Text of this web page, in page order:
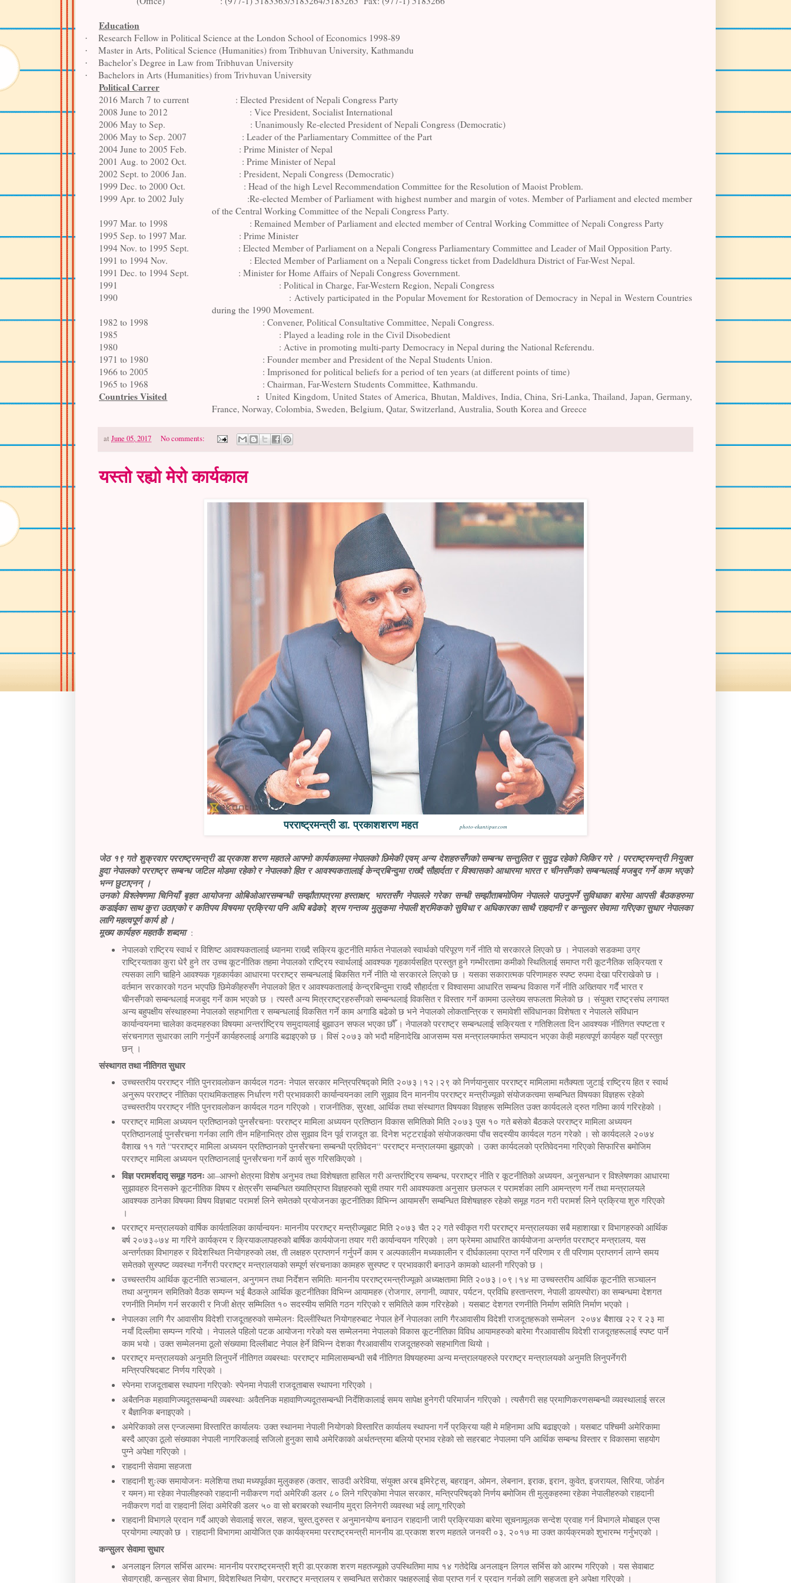
Education
· Research Fellow in Political Science at the London School of Economics 1998-89
· Master in Arts, Political Science (Humanities) from Tribhuvan University, Kathmandu
· Bachelor’s Degree in Law from Tribhuvan University
· Bachelors in Arts (Humanities) from Trivhuvan University
Political Carrer
2016 March 7 to current
: Elected President of Nepali Congress Party
2008 June to 2012
: Vice President, Socialist International
2006 May to Sep.
: Unanimously Re-elected President of Nepali Congress (Democratic)
2006 May to Sep. 2007
: Leader of the Parliamentary Committee of the Part
2004 June to 2005 Feb.
: Prime Minister of Nepal
2001 Aug. to 2002 Oct.
: Prime Minister of Nepal
2002 Sept. to 2006 Jan.
: President, Nepali Congress (Democratic)
1999 Dec. to 2000 Oct.
: Head of the high Level Recommendation Committee for the Resolution of Maoist Problem.
1999 Apr. to 2002 July
:Re-elected Member of Parliament with highest number and margin of votes. Member of Parliament and elected member
of the Central Working Committee of the Nepali Congress Party.
1997 Mar. to 1998
: Remained Member of Parliament and elected member of Central Working Committee of Nepali Congress Party
1995 Sep. to 1997 Mar.
: Prime Minister
1994 Nov. to 1995 Sept.
: Elected Member of Parliament on a Nepali Congress Parliamentary Committee and Leader of Mail Opposition Party.
1991 to 1994 Nov.
: Elected Member of Parliament on a Nepali Congress ticket from Dadeldhura District of Far-West Nepal.
1991 Dec. to 1994 Sept.
: Minister for Home Affairs of Nepali Congress Government.
1991
: Political in Charge, Far-Western Region, Nepali Congress
1990
: Actively participated in the Popular Movement for Restoration of Democracy in Nepal in Western Countries
during the 1990 Movement.
1982 to 1998
: Convener, Political Consultative Committee, Nepali Congress.
1985
: Played a leading role in the Civil Disobedient
1980
: Active in promoting multi-party Democracy in Nepal during the National Referendu.
1971 to 1980
: Founder member and President of the Nepal Students Union.
1966 to 2005
: Imprisoned for political beliefs for a period of ten years (at different points of time)
1965 to 1968
: Chairman, Far-Western Students Committee, Kathmandu.
Countries Visited : United Kingdom, United States of America, Bhutan, Maldives, India, China, Sri-Lanka, Thailand, Japan, Germany,
France, Norway, Colombia, Sweden, Belgium, Qatar, Switzerland, Australia, South Korea and Greece
at June 05, 2017 No comments:
यस्तो रह्यो मेरो कार्यकाल
परराष्ट्रमन्त्री डा. प्रकाशशरण महत photo-ekantipur.com
जेठ १९ गते शुक्रवार परराष्ट्रमन्त्री डा.प्रकाश शरण महतले आफ्नो कार्यकालमा नेपालको छिमेकी एवम् अन्य देशहरुसँगको सम्बन्ध सन्तुलित र सुदृढ रहेको जिकिर गरे । परराष्ट्रमन्त्री नियुक्त
हुदा नेपालको परराष्ट्र सम्बन्ध जटिल मोडमा रहेको र नेपालको हित र आवश्यकतालाई केन्द्रबिन्दुमा राख्दै सौहार्दता र विश्वासको आधारमा भारत र चीनसँगको सम्बन्धलाई मजबुद गर्ने काम भएको
भन्न छुटाएनन् ।
उनको विश्लेषणमा चिनियाँ बृहत आयोजना ओबिओआरसम्बन्धी सम्झौतापत्रमा हस्ताक्षर, भारतसँग नेपालले गरेका सन्धी सम्झौताबमोजिम नेपालले पाउनुपर्ने सुविधाका बारेमा आपसी बैठकहरुमा
कडाईका साथ कुरा उठाएको र कतिपय विषयमा प्रक्रिया पनि अघि बढेको, श्रम गन्तव्य मुलुकमा नेपाली श्रमिकको सुविधा र अधिकारका साथै राहदानी र कन्सुलर सेवामा गरिएका सुधार नेपालका
लागि महत्वपूर्ण कार्य हो ।
मूख्य कार्यहरु महतकै शब्दमा:
नेपालको राष्ट्रिय स्वार्थ र विशिष्ट आवश्यकतालाई ध्यानमा राख्दै सक्रिय कूटनीति मार्फत नेपालको स्वार्थको परिपूरण गर्ने नीति यो सरकारले लिएको छ । नेपालको सडकमा उग्र
राष्ट्रियताका कुरा धेरै हुने तर उच्च कूटनीतिक तहमा नेपालको राष्ट्रिय स्वार्थलाई आवश्यक गृहकार्यसहित प्रस्तुत हुने गम्भीरतामा कमीको स्थितिलाई समाप्त गरी कूटनैतिक सक्रियता र
त्यसका लागि चाहिने आवश्यक गृहकार्यका आधारमा परराष्ट्र सम्बन्धलाई बिकसित गर्ने नीति यो सरकारले लिएको छ । यसका सकारात्मक परिणामहरु स्पष्ट रुपमा देखा परिराखेको छ ।
वर्तमान सरकारको गठन भएपछि छिमेकीहरुसँग नेपालको हित र आवश्यकतालाई केन्द्रबिन्दुमा राख्दै सौहार्दता र विश्वासमा आधारित सम्बन्ध विकास गर्ने नीति अख्तियार गर्दै भारत र
चीनसँगको सम्बन्धलाई मजबुद गर्ने काम भएको छ । त्यस्तै अन्य मित्रराष्ट्रहरुसँगको सम्बन्धलाई विकसित र विस्तार गर्ने काममा उल्लेख्य सफलता मिलेको छ । संयुक्त राष्ट्रसंघ लगायत
अन्य बहुपक्षीय संस्थाहरुमा नेपालको सहभागिता र सम्बन्धलाई विकसित गर्ने काम अगाडि बढेको छ भने नेपालको लोकतान्त्रिक र समावेशी संविधानका विशेषता र नेपालले संविधान
कार्यान्वयनमा चालेका कदमहरुका विषयमा अन्तर्राष्ट्रिय समुदायलाई बुझाउन सफल भएका छौँ । नेपालको परराष्ट्र सम्बन्धलाई सक्रियता र गतिशिलता दिन आवश्यक नीतिगत स्पष्टता र
संरचनागत सुधारका लागि गर्नुपर्ने कार्यहरुलाई अगाडि बढाइएको छ । विसं २०७३ को भदौ महिनादेखि आजसम्म यस मन्त्रालयमार्फत सम्पादन भएका केही महत्वपूर्ण कार्यहरु यहाँ प्रस्तुत
छन् ।
संस्थागत तथा नीतिगत सुधार
उच्चस्तरीय परराष्ट्र नीति पुनरावलोकन कार्यदल गठनः नेपाल सरकार मन्त्रिपरिषद्को मिति २०७३।१२।२९ को निर्णयानुसार परराष्ट्र मामिलामा मतैक्यता जुटाई राष्ट्रिय हित र स्वार्थ
अनुरूप परराष्ट्र नीतिका प्राथमिकताहरू निर्धारण गरी प्रभावकारी कार्यान्वयनका लागि सुझाव दिन माननीय परराष्ट्र मन्त्रीज्यूको संयोजकत्वमा सम्बन्धित विषयका विज्ञहरू रहेको
उच्चस्तरीय परराष्ट्र नीति पुनरावलोकन कार्यदल गठन गरिएको । राजनीतिक, सुरक्षा, आर्थिक तथा संस्थागत विषयका विज्ञहरू सम्मिलित उक्त कार्यदलले द्रुत गतिमा कार्य गरिरहेको ।
परराष्ट्र मामिला अध्ययन प्रतिष्ठानको पुनर्संरचनाः परराष्ट्र मामिला अध्ययन प्रतिष्ठान विकास समितिको मिति २०७३ पुस १० गते बसेको बैठकले परराष्ट्र मामिला अध्ययन
प्रतिष्ठानलाई पुनर्संरचना गर्नका लागि तीन महिनाभित्र ठोस सुझाव दिन पूर्व राजदूत डा. दिनेश भट्टराईको संयोजकत्वमा पाँच सदस्यीय कार्यदल गठन गरेको । सो कार्यदलले २०७४
वैशाख ११ गते “परराष्ट्र मामिला अध्ययन प्रतिष्ठानको पुनर्संरचना सम्बन्धी प्रतिवेदन“ परराष्ट्र मन्त्रालयमा बुझाएको । उक्त कार्यदलको प्रतिवेदनमा गरिएको सिफारिस बमोजिम
परराष्ट्र मामिला अध्ययन प्रतिष्ठानलाई पुनर्संरचना गर्ने कार्य सुरु गरिसकिएको ।
विज्ञ परामर्शदातृ समूह गठनः आ–आफ्नो क्षेत्रमा विशेष अनुभव तथा विशेषज्ञता हासिल गरी अन्तर्राष्ट्रिय सम्बन्ध, परराष्ट्र नीति र कूटनीतिको अध्ययन, अनुसन्धान र विश्लेषणका आधारमा
सुझावहरु दिनसक्ने कूटनीतिक विषय र क्षेत्रसँग सम्बन्धित ख्यातिप्राप्त विज्ञहरुको सूची तयार गरी आवश्यकता अनुसार छलफल र परामर्शका लागि आमन्त्रण गर्ने तथा मन्त्रालयले
आवश्यक ठानेका विषयमा विषय विज्ञबाट परामर्श लिने समेतको प्रयोजनका कूटनीतिका विभिन्न आयामसँग सम्बन्धित विशेषज्ञहरु रहेको समूह गठन गरी परामर्श लिने प्रक्रिया शुरु गरिएको
।
परराष्ट्र मन्त्रालयको वार्षिक कार्यतालिका कार्यान्वयनः माननीय परराष्ट्र मन्त्रीज्यूबाट मिति २०७३ चैत २२ गते स्वीकृत गरी परराष्ट्र मन्त्रालयका सबै महाशाखा र विभागहरुको आर्थिक
बर्ष २०७३÷७४ मा गरिने कार्यक्रम र क्रियाकलापहरुको बार्षिक कार्ययोजना तयार गरी कार्यान्वयन गरिएको । लग फ्रेममा आधारित कार्ययोजना अन्तर्गत परराष्ट्र मन्त्रालय, यस
अन्तर्गतका विभागहरु र विदेशस्थित नियोगहरुको लक्ष, ती लक्षहरु प्राप्तगर्न गर्नुपर्ने काम र अल्पकालीन मध्यकालीन र दीर्घकालमा प्राप्त गर्ने परिणाम र ती परिणाम प्राप्तगर्न लाग्ने समय
समेतको सुस्पष्ट व्यवस्था गर्नेगरी परराष्ट्र मन्त्रालयाको सम्पूर्ण संरचनाका कामहरु सुस्पष्ट र प्रभावकारी बनाउने कामको थालनी गरिएको छ ।
उच्चस्तरीय आर्थिक कूटनीति सञ्चालन, अनुगमन तथा निर्देशन समितिः माननीय परराष्ट्रमन्त्रीज्यूको अध्यक्षतामा मिति २०७३।०९।१४ मा उच्चस्तरीय आर्थिक कूटनीति सञ्चालन
तथा अनुगमन समितिको वैठक सम्पन्न भई बैठकले आर्थिक कूटनीतिका विभिन्न आयामहरु (रोजगार, लगानी, व्यापार, पर्यटन, प्रविधि हस्तान्तरण, नेपाली डायस्पोरा) का सम्बन्धमा देशगत
रणनीति निर्माण गर्न सरकारी र निजी क्षेत्र सम्मिलित १० सदस्यीय समिति गठन गरिएको र समितिले काम गरिरहेको । यसबाट देशगत रणनीति निर्माण समिति निर्माण भएको ।
नेपालका लागि गैर आवासीय विदेशी राजदूतहरुको सम्मेलनः दिल्लीस्थित नियोगहरुबाट नेपाल हेर्ने नेपालका लागि गैरआवासीय विदेशी राजदूतहरूको सम्मेलन २०७४ बैशाख २२ र २३ मा
नयाँ दिल्लीमा सम्पन्न गरियो । नेपालले पहिलो पटक आयोजना गरेको यस सम्मेलनमा नेपालको विकास कूटनीतिका विविध आयामहरुको बारेमा गैरआवासीय विदेशी राजदूतहरूलाई स्पष्ट पार्ने
काम भयो । उक्त सम्मेलनमा ठूलो संख्यामा दिल्लीबाट नेपाल हेर्ने विभिन्न देशका गैरआवासीय राजदूतहरुको सहभागिता थियो ।
परराष्ट्र मन्त्रालयको अनुमति लिनुपर्ने नीतिगत व्यबस्थाः परराष्ट्र मामिलासम्बन्धी सबै नीतिगत विषयहरुमा अन्य मन्त्रालयहरुले परराष्ट्र मन्त्रालयको अनुमति लिनुपर्नेगरी
मन्त्रिपरिषदबाट निर्णय गरिएको ।
स्पेनमा राजदूताबास स्थापना गरिएकोः स्पेनमा नेपाली राजदूताबास स्थापना गरिएको ।
अबैतनिक महावाणिज्यदूतसम्बन्धी व्यबस्थाः अवैतनिक महावाणिज्यदूतसम्बन्धी निर्देशिकालाई समय सापेक्ष हुनेगरी परिमार्जन गरिएको । त्यसैगरी सह प्रमाणिकरणसम्बन्धी व्यवस्थालाई सरल
र बैज्ञानिक बनाइएको ।
अमेरिकाको लस एन्जल्समा विस्तारित कार्यालयः उक्त स्थानमा नेपाली नियोगको विस्तारित कार्यालय स्थापना गर्ने प्रक्रिया यही मे महिनामा अघि बढाइएको । यसबाट पश्चिमी अमेरिकामा
बस्दै आएका ठूलो संख्याका नेपाली नागरिकलाई सजिलो हुनुका साथै अमेरिकाको अर्थतन्त्रमा बलियो प्रभाव रहेको सो सहरबाट नेपालमा पनि आर्थिक सम्बन्ध विस्तार र विकासमा सहयोग
पुग्ने अपेक्षा गरिएको ।
राहदानी सेवामा सहजता
राहदानी शुःल्क समायोजनः मलेशिया तथा मध्यपूर्वका मुलुकहरु (कतार, साउदी अरेविया, संयुक्त अरब इमिरेट्स्, बहराइन, ओमन, लेबनान, इराक, इरान, कुवेत, इजरायल, सिरिया, जोर्डन
र यमन) मा रहेका नेपालीहरुको राहदानी नवीकरण गर्दा अमेरिकी डलर ८० लिने गरिएकोमा नेपाल सरकार, मन्त्रिपरिषद्को निर्णय बमोजिम ती मुलुकहरुमा रहेका नेपालीहरुको राहदानी
नवीकरण गर्दा वा राहदानी लिंदा अमेरिकी डलर ५० वा सो बराबरको स्थानीय मुद्रा लिनेगरी व्यवस्था भई लागू गरिएको
राहदानी विभागले प्रदान गर्दै आएको सेवालाई सरल, सहज, चुस्त,दुरुस्त र अनुमानयोग्य बनाउन राहदानी जारी प्रक्रियाका बारेमा सूचनामूलक सन्देश प्रवाह गर्न विभागले मोबाइल एप्स
प्रयोगमा ल्याएको छ । राहदानी विभागमा आयोजित एक कार्यक्रममा परराष्ट्रमन्त्री माननीय डा.प्रकाश शरण महतले जनवरी ०३, २०१७ मा उक्त कार्यक्रमको शुभारम्भ गर्नुभएको ।
कन्सुलर सेवामा सुधार
अनलाइन लिगल सर्भिस आरम्भः माननीय परराष्ट्रमन्त्री श्री डा.प्रकाश शरण महतज्यूको उपस्थितिमा माघ १४ गतेदेखि अनलाइन लिगल सर्भिस को आरम्भ गरिएको । यस सेवाबाट
सेवाग्राही, कन्सुलर सेवा विभाग, विदेशस्थित नियोग, परराष्ट्र मन्त्रालय र सम्वन्धित सरोकार पक्षहरुलाई सेवा प्राप्त गर्न र प्रदान गर्नको लागि सहजता हुने अपेक्षा गरिएको ।